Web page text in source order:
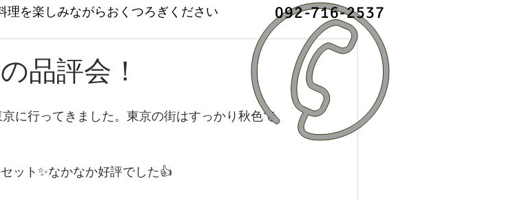
を楽しみながらおくつろぎください 092-716-2537
品評会！
に行ってきました。東京の街はすっかり秋色で
ット✨なかなか好評でした👍